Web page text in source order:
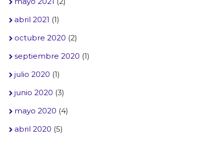
abril 2021 (1)
octubre 2020 (2)
septiembre 2020 (1)
julio 2020 (1)
junio 2020 (3)
mayo 2020 (4)
abril 2020 (5)